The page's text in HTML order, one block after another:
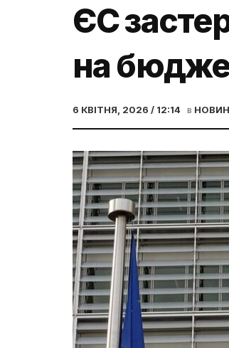
ЄС
на
6 КВІТНЯ, 2026 / 12:14 в